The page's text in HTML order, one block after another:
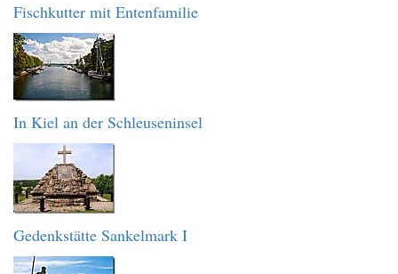
Fischkutter mit Entenfamilie
In Kiel an der Schleuseninsel
Gedenkstätte Sankelmark I